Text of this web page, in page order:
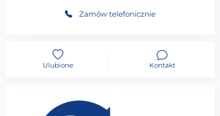
Zamów telefonicznie
Ulubione Kontakt